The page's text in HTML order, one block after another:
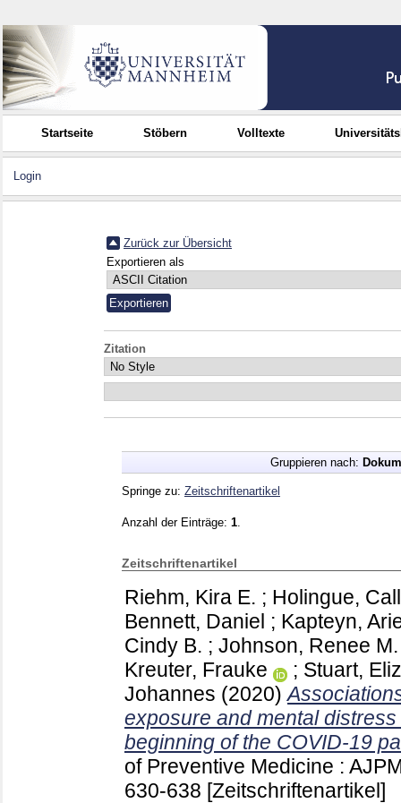
Startseite Stöbern Volltexte
Login
Zurück zur Übersicht
Exportieren als
Zitation
Gruppieren nach:
Springe zu: Zeitschriftenartikel
Anzahl der Einträge: 1
Zeitschriftenartikel
Riehm, Kira E. ; Holingue,
Bennett, Daniel ; Kapteyn,
Cindy B. ; Johnson, Renee M.
Kreuter, Frauke
; Stuart,
Johannes (2020)
exposure and mental
beginning of the COVID-19
of Preventive Medicine :
630-638 [Zeitschriftenartikel]